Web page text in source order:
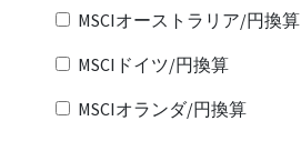
MSCIオーストラリア/円換算
MSCIドイツ/円換算
MSCIオランダ/円換算